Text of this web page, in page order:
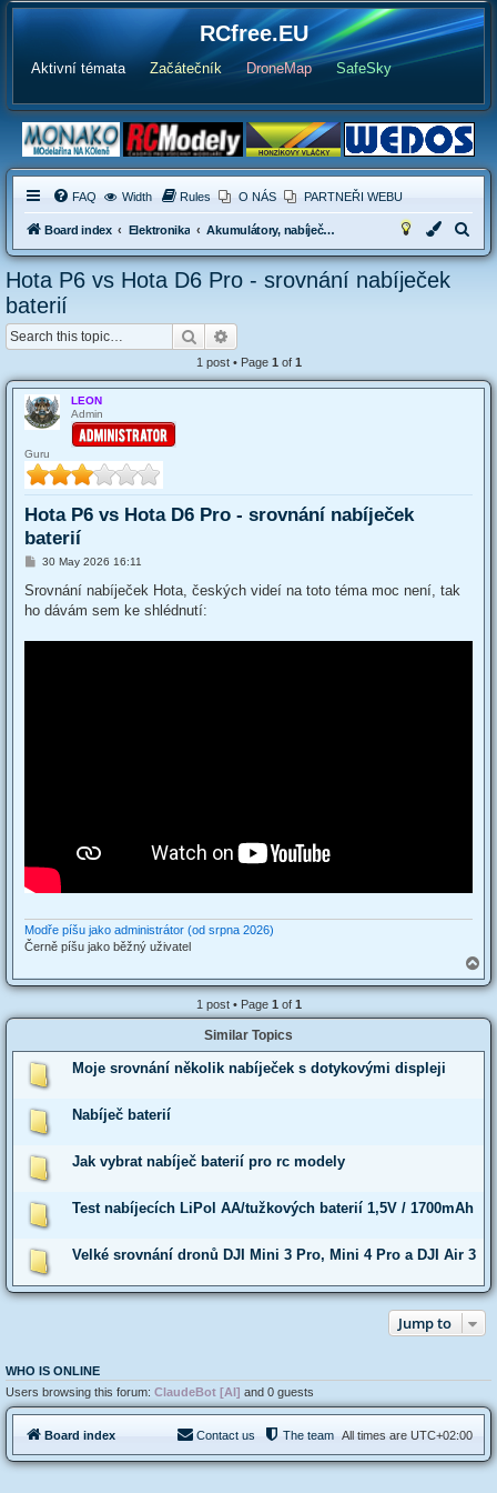
RCfree.EU
Aktivní témata Začátečník DroneMap SafeSky
FAQ Width Rules O NÁS PARTNEŘI WEBU
Board index Elektronika Akumulátory, nabíječky, balancéry, silové konektory
e
Hota P6 vs Hota D6 Pro - srovnání nabíječek
baterií
Search
1 post • Page 1 of 1
LEON
Admin
Guru
Hota P6 vs Hota D6 Pro - srovnání nabíječek
baterií
P
s
30 May 2026 16:11
Srovnání nabíječek Hota, českých videí na toto téma moc není, tak
ho dávám sem ke shlédnutí:
Modře píšu jako administrátor (od srpna 2026)
Černě píšu jako běžný uživatel
o
p
1 post • Page 1 of 1
Similar Topics
Moje srovnání několik nabíječek s dotykovými displeji
Nabíječ baterií
Jak vybrat nabíječ baterií pro rc modely
Test nabíjecích LiPol AA/tužkových baterií 1,5V / 1700mAh
Velké srovnání dronů DJI Mini 3 Pro, Mini 4 Pro a DJI Air 3
Jump to
WHO IS ONLINE
Users browsing this forum: ClaudeBot [AI] and 0 guests
Board index All times are UTC+02:00
The team
Contact us